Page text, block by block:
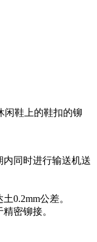
闲鞋上的鞋扣的铆
同时进行输送机送
0.2mm公差。
密铆接。